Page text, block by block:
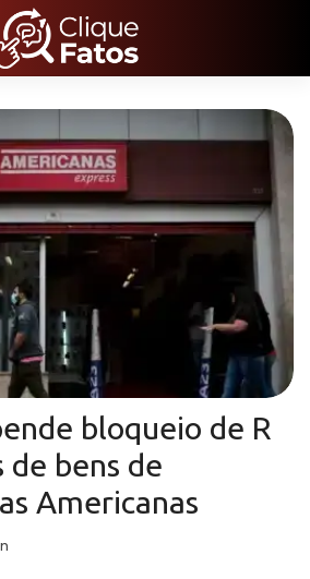
bloqueio de R
de bens de
Americanas